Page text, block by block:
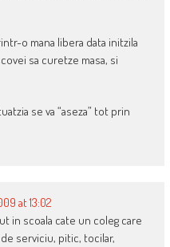
o mana libera data initzila
sa curetze masa, si
se va “aseza” tot prin
at 13:02
in scoala cate un coleg care
serviciu, pitic, tocilar,